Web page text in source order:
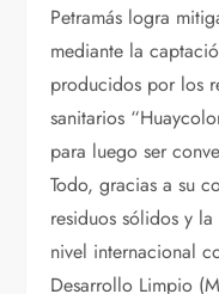
Petramás logra
mediante la
producidos por los
sanitarios
para luego ser
Todo, gracias a su
residuos sólidos y
nivel internacional
Desarrollo Limpio